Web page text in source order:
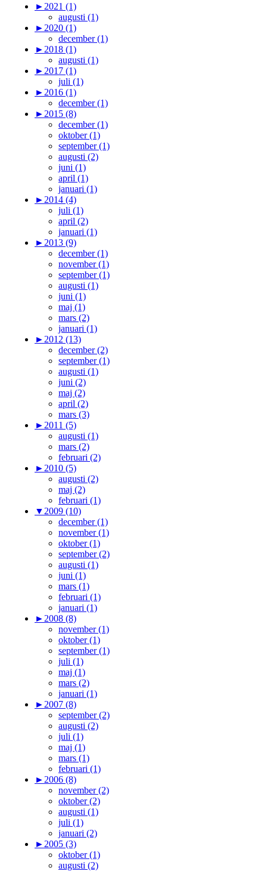
► 2021 (1)
augusti (1)
► 2020 (1)
december (1)
► 2018 (1)
augusti (1)
► 2017 (1)
juli (1)
► 2016 (1)
december (1)
► 2015 (8)
december (1)
oktober (1)
september (1)
augusti (2)
juni (1)
april (1)
januari (1)
► 2014 (4)
juli (1)
april (2)
januari (1)
► 2013 (9)
december (1)
november (1)
september (1)
augusti (1)
juni (1)
maj (1)
mars (2)
januari (1)
► 2012 (13)
december (2)
september (1)
augusti (1)
juni (2)
maj (2)
april (2)
mars (3)
► 2011 (5)
augusti (1)
mars (2)
februari (2)
► 2010 (5)
augusti (2)
maj (2)
februari (1)
▼ 2009 (10)
december (1)
november (1)
oktober (1)
september (2)
augusti (1)
juni (1)
mars (1)
februari (1)
januari (1)
► 2008 (8)
november (1)
oktober (1)
september (1)
juli (1)
maj (1)
mars (2)
januari (1)
► 2007 (8)
september (2)
augusti (2)
juli (1)
maj (1)
mars (1)
februari (1)
► 2006 (8)
november (2)
oktober (2)
augusti (1)
juli (1)
januari (2)
► 2005 (3)
oktober (1)
augusti (2)